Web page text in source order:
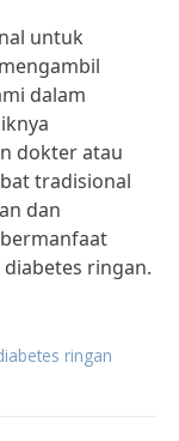
untuk
dalam
dokter atau
tradisional
dan
ringan.
ringan